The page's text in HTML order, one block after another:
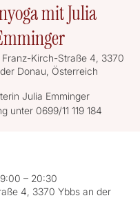
mit Julia
Franz-Kirch-Straße 4, 3370
Donau, Österreich
Julia Emminger
unter 0699/11 119 184
– 20:30
4, 3370 Ybbs an der